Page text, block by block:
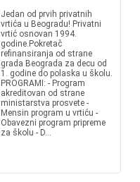
Jedan od prvih privatnih
vrtića u Beogradu! Privatni
vrtić osnovan 1994.
godine.Pokretač
refinansiranja od strane
grada Beograda za decu od
1. godine do polaska u školu.
PROGRAMI: - Program
akreditovan od strane
ministarstva prosvete -
Mensin program u vrtiću -
Obavezni program pripreme
za školu - D...